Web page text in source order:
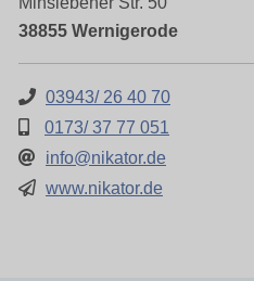
38855 Wernigerode
03943/ 26 40 70
0173/ 37 77 051
info@nikator.de
www.nikator.de